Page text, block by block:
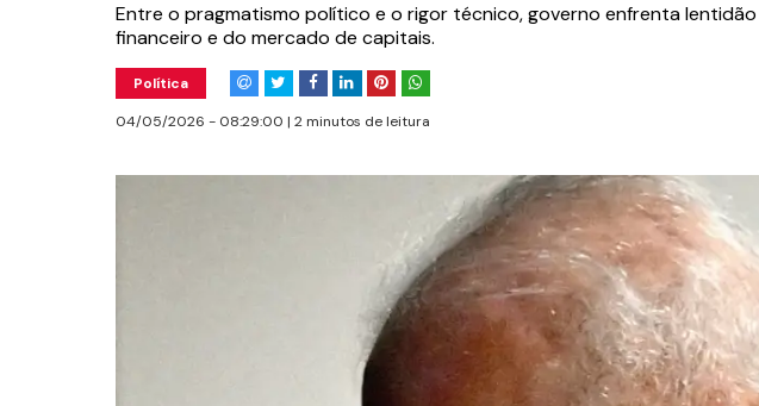
Entre o pragmatismo político e o rigor técnico, governo enfrenta
financeiro e do mercado de capitais.
Política
04/05/2026 - 08:29:00 | 2 minutos de leitura